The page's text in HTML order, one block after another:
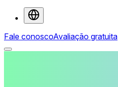
Fale conoscoAvaliação gratuita